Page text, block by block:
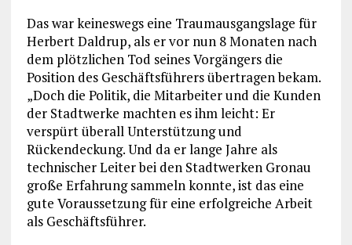
Das war keineswegs eine Traumausgangslage für
Herbert Daldrup, als er vor nun 8 Monaten nach
dem plötzlichen Tod seines Vorgängers die
Position des Geschäftsführers übertragen bekam.
„Doch die Politik, die Mitarbeiter und die Kunden
der Stadtwerke machten es ihm leicht: Er
verspürt überall Unterstützung und
Rückendeckung. Und da er lange Jahre als
technischer Leiter bei den Stadtwerken Gronau
große Erfahrung sammeln konnte, ist das eine
gute Voraussetzung für eine erfolgreiche Arbeit
als Geschäftsführer.